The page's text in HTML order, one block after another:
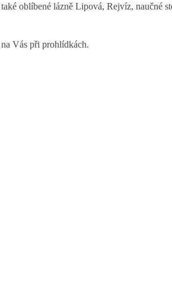
oblíbené lázně Lipová, Rejvíz, naučné
Vás při prohlídkách.